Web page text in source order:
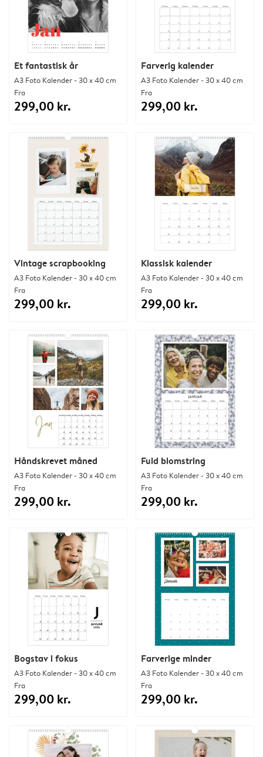
Et fantastisk år
A3 Foto Kalender - 30 x 40 cm
Fra
299,00 kr.
Farverig kalender
A3 Foto Kalender - 30 x 40 cm
Fra
299,00 kr.
Vintage scrapbooking
A3 Foto Kalender - 30 x 40 cm
Fra
299,00 kr.
Klassisk kalender
A3 Foto Kalender - 30 x 40 cm
Fra
299,00 kr.
Håndskrevet måned
A3 Foto Kalender - 30 x 40 cm
Fra
299,00 kr.
Fuld blomstring
A3 Foto Kalender - 30 x 40 cm
Fra
299,00 kr.
Bogstav i fokus
A3 Foto Kalender - 30 x 40 cm
Fra
299,00 kr.
Farverige minder
A3 Foto Kalender - 30 x 40 cm
Fra
299,00 kr.